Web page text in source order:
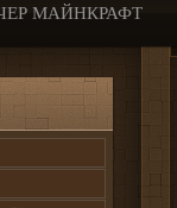
МАЙНКРАФТ